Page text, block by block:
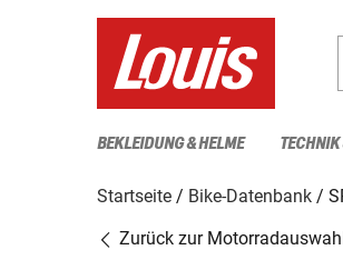
BEKLEIDUNG & HELME TECHNIK
Startseite Bike-Datenbank
Zurück zur